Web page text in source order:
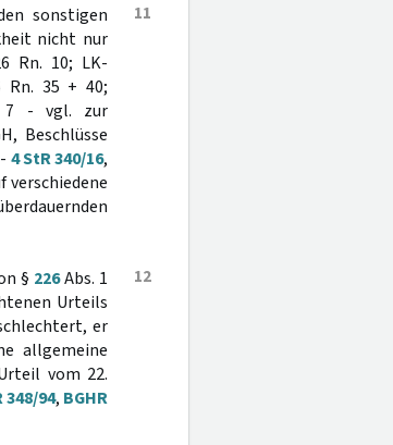
11
sonstigen
nicht nur
Rn. 10; LK-
Rn. 35 + 40;
7 - vgl. zur
Beschlüsse
4 StR 340/16,
verschiedene
12
§ 226Abs. 1
Urteils
er
allgemeine
vom 22.
348/94, BGHR